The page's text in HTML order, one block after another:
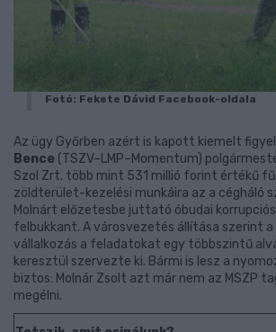
Fotó: Fekete Dávid Facebook-oldala
Az ügy Győrben azért is kapott kiemelt
Bence (TSZV–LMP–Momentum)
Szol Zrt. több mint 531 millió forint értékű
zöldterület-kezelési munkáira az a cégháló
Molnárt előzetesbe juttató óbudai
felbukkant. A városvezetés állítása szerint
vállalkozás a feladatokat egy többszintű
keresztül szervezte ki. Bármi is lesz a
biztos: Molnár Zsolt azt már nem az MSZP
megélni.